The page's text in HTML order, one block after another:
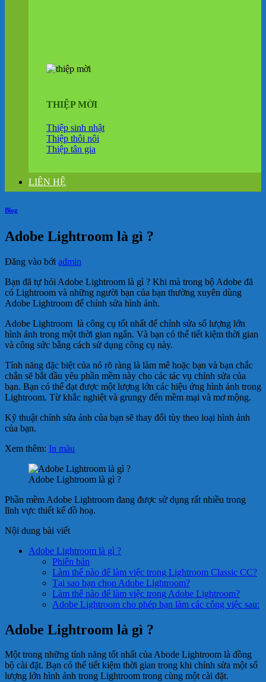
THIỆP MỜI
Thiệp sinh nhật
Thiệp thôi nôi
Thiệp tân gia
LIÊN HỆ
Blog
Adobe Lightroom là gì ?
Đăng vào bởi admin
Bạn đã tự hỏi Adobe Lightroom là gì ? Khi mà trong bộ Adobe đã
có Lightroom và những người bạn của bạn thường xuyên dùng
Adobe Lightroom để chỉnh sửa hình ảnh.
Adobe Lightroom là công cụ tốt nhất để chỉnh sửa số lượng lớn
hình ảnh trong một thời gian ngắn. Và bạn có thể tiết kiệm thời gian
và công sức bằng cách sử dụng công cụ này.
Tính năng đặc biệt của nó rõ ràng là làm mê hoặc bạn và bạn chắc
chắn sẽ bắt đầu yêu phần mềm này cho các tác vụ chỉnh sửa của
bạn. Bạn có thể đạt được một lượng lớn các hiệu ứng hình ảnh trong
Lightroom. Từ khắc nghiệt và grungy đến mềm mại và mơ mộng.
Kỹ thuật chỉnh sửa ảnh của bạn sẽ thay đổi tùy theo loại hình ảnh
của bạn.
Xem thêm: In màu
Adobe Lightroom là gì ?
Phần mềm Adobe Lightroom đang được sử dụng rất nhiều trong
lĩnh vực thiết kế đồ hoạ.
Nội dung bài viết
Adobe Lightroom là gì ?
Phiên bản
Làm thế nào để làm việc trong Lightroom Classic CC?
Tại sao bạn chọn Adobe Lightroom?
Làm thế nào để làm việc trong Adobe Lightroom?
Adobe Lightroom cho phép bạn làm các công việc sau:
Adobe Lightroom là gì ?
Một trong những tính năng tốt nhất của Abode Lightroom là đồng
bộ cài đặt. Bạn có thể tiết kiệm thời gian trong khi chỉnh sửa một số
lượng lớn hình ảnh trong Lightroom trong cùng một cài đặt.